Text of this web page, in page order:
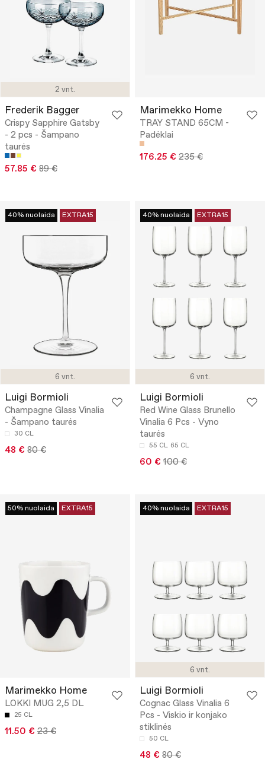
2 vnt.
Frederik Bagger
Crispy Sapphire Gatsby
- 2 pcs - Šampano
taurės
57.85 € 89 €
Marimekko Home
TRAY STAND 65CM -
Padėklai
176.25 € 235 €
6 vnt.
40% nuolaida EXTRA15
Luigi Bormioli
Champagne Glass Vinalia
- Šampano taurės
30 CL
48 € 80 €
6 vnt.
40% nuolaida EXTRA15
Luigi Bormioli
Red Wine Glass Brunello
Vinalia 6 Pcs - Vyno
taurės
55 CL 65 CL
60 € 100 €
50% nuolaida EXTRA15
Marimekko Home
LOKKI MUG 2,5 DL
25 CL
11.50 € 23 €
6 vnt.
40% nuolaida EXTRA15
Luigi Bormioli
Cognac Glass Vinalia 6
Pcs - Viskio ir konjako
stiklinės
50 CL
48 € 80 €